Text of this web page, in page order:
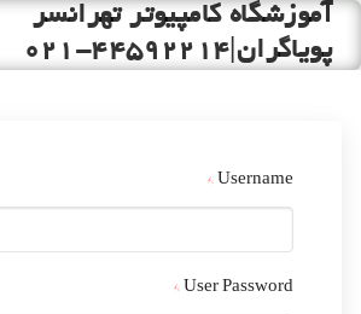
محتوا
آموزشگاه کامپیوتر تهرانسر
پویاگران|44592214-021
Username
*
User Password
*